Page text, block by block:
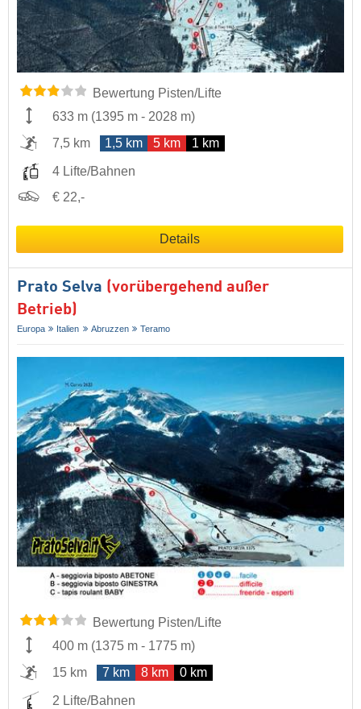
Bewertung Pisten/Lifte
633 m (1395 m - 2028 m)
7,5 km
1,5 km 5 km 1 km
4 Lifte/Bahnen
€ 22,-
Details
Prato Selva (vorübergehend außer
Betrieb)
Europa Italien Abruzzen Teramo
Bewertung Pisten/Lifte
400 m (1375 m - 1775 m)
15 km
7 km 8 km 0 km
2 Lifte/Bahnen